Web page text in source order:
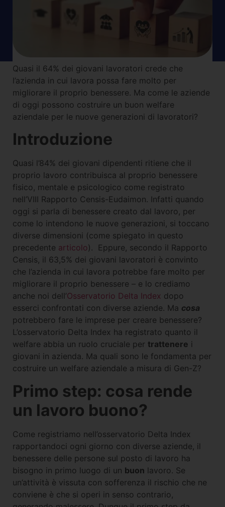
Quasi il 64% dei giovani lavoratori crede che
l’azienda in cui lavora possa fare molto per
migliorare il proprio benessere. Ma come le aziende
di oggi possono costruire un buon welfare
aziendale per le nuove generazioni di lavoratori?
Introduzione
Quasi l’84% dei giovani dipendenti ritiene che il
proprio lavoro contribuisca al proprio benessere
fisico, mentale e psicologico come registrato
nell’VIII Rapporto Censis-Eudaimon. Infatti quando
oggi si parla di benessere creato dal lavoro, per
come lo intendono le nuove generazioni, si toccano
diverse dimensioni (come spiegato in questo
precedente articolo). Eppure, secondo il Rapporto
Censis, il 63,5% dei giovani lavoratori è convinto
che l’azienda in cui lavora potrebbe fare molto per
migliorare il proprio benessere – e lo crediamo
anche noi dell’Osservatorio Delta Index dopo
esserci confrontati con diverse aziende. Ma cosa
potrebbero fare le imprese per creare benessere?
L’osservatorio Delta Index ha registrato quanto il
welfare abbia un ruolo cruciale per trattenere i
giovani in azienda. Ma quali sono le fondamenta per
costruire un welfare aziendale a misura di Gen-Z?
Primo step: cosa rende
un lavoro buono?
Come registriamo nell’osservatorio Delta Index
rapportandoci ogni giorno con diverse aziende, il
benessere delle persone sul posto di lavoro ha
bisogno in primo luogo di un buon lavoro. Se
un’attività è vissuta con sofferenza il rischio che ne
conviene è che si operi in senso contrario,